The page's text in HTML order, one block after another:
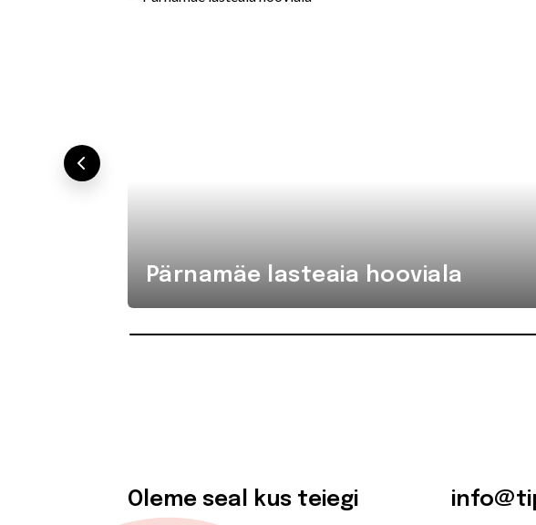
Pärnamäe lasteaia hooviala
Oleme seal kus teiegi